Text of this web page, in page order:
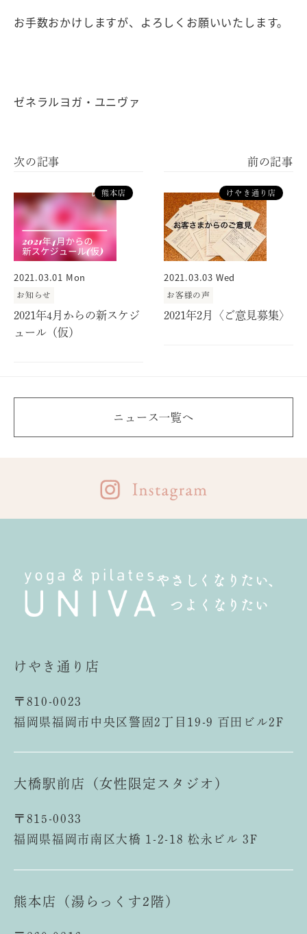
お手数おかけしますが、よろしくお願いいたします。
ゼネラルヨガ・ユニヴァ
熊本店
2021.03.01 Mon
お知らせ
2021年4月からの新スケジ
ュール（仮）
けやき通り店
2021.03.03 Wed
お客様の声
2021年2月〈ご意見募集〉
ニュース一覧へ
やさしくなりたい、
つよくなりたい
けやき通り店
〒810-0023
福岡県福岡市中央区警固2丁目19-9 百田ビル2F
大橋駅前店（女性限定スタジオ）
〒815-0033
福岡県福岡市南区大橋 1-2-18 松永ビル 3F
熊本店（湯らっくす2階）